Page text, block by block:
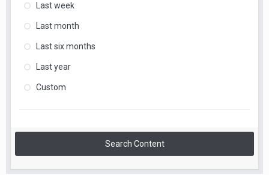
Last week
Last month
Last six months
Last year
Custom
Search Content